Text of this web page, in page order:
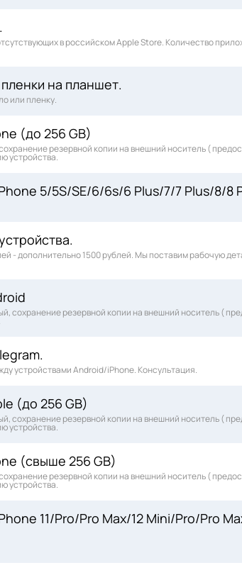
в российском Apple Store. Количество
на планшет.
или пленку.
(до 256 GB)
резервной копии на внешний носитель (
устройства.
5/5S/SE/6/6s/6 Plus/7/7 Plus/8/8
- дополнительно 1500 рублей. Мы поставим рабочую
сохранение резервной копии на внешний носитель (
устройствами Android/iPhone. Консультация.
(до 256 GB)
сохранение резервной копии на внешний носитель (
устройства.
(свыше 256 GB)
резервной копии на внешний носитель (
устройства.
11/Pro/Pro Max/12 Mini/Pro/Pro